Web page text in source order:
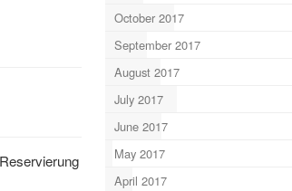
October 2017
September 2017
August 2017
July 2017
June 2017
May 2017
April 2017